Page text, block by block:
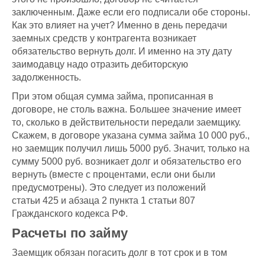
заключенным. Даже если его подписали обе стороны.
Как это влияет на учет? Именно в день передачи
заемных средств у контрагента возникает
обязательство вернуть долг. И именно на эту дату
заимодавцу надо отразить дебиторскую
задолженность.
При этом общая сумма займа, прописанная в
договоре, не столь важна. Большее значение имеет
то, сколько в действительности передали заемщику.
Скажем, в договоре указана сумма займа 10 000 руб.,
но заемщик получил лишь 5000 руб. Значит, только на
сумму 5000 руб. возникает долг и обязательство его
вернуть (вместе с процентами, если они были
предусмотрены). Это следует из положений
статьи 425 и абзаца 2 пункта 1 статьи 807
Гражданского кодекса РФ.
Расчеты по займу
Заемщик обязан погасить долг в тот срок и в том